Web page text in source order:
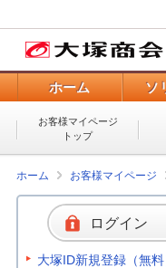
ホーム ソ
お客様マイページ
トップ
ホーム お客様マイページ
ログイン
大塚ID新規登録（無料